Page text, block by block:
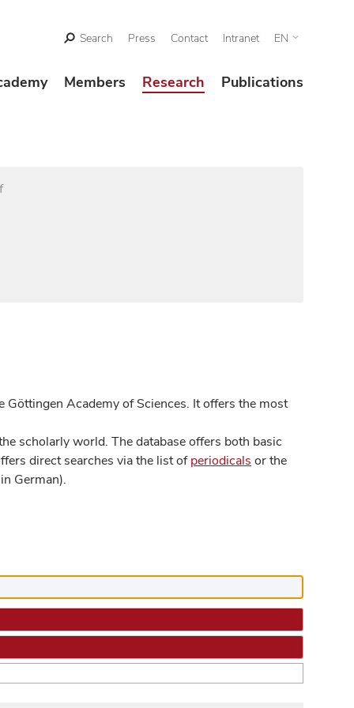
Search Press Contact Intranet EN
Members Research Publications
Academy of Sciences. It offers the most
scholarly world. The database offers both basic
direct searches via the list ofperiodicals or the
German).